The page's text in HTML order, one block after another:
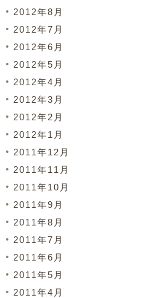
2012年8月
2012年7月
2012年6月
2012年5月
2012年4月
2012年3月
2012年2月
2012年1月
2011年12月
2011年11月
2011年10月
2011年9月
2011年8月
2011年7月
2011年6月
2011年5月
2011年4月